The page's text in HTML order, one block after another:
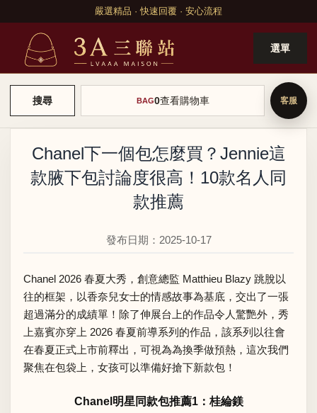
嚴選精品 · 快速回覆 · 安心流程
選單
搜尋 BAG0查看購物車
Chanel下一個包怎麼買？Jennie這
款腋下包討論度很高！10款名人同
款推薦
發布日期：2025-10-17
Chanel 2026 春夏大秀，創意總監 Matthieu Blazy 跳脫以
往的框架，以香奈兒女士的情感故事為基底，交出了一張
超過滿分的成績單！除了伸展台上的作品令人驚艷外，秀
上嘉賓亦穿上 2026 春夏前導系列的作品，該系列以往會
在春夏正式上市前釋出，可視為為換季做預熱，這次我們
聚焦在包袋上，女孩可以準備好搶下新款包！
Chanel明星同款包推薦1：桂綸鎂